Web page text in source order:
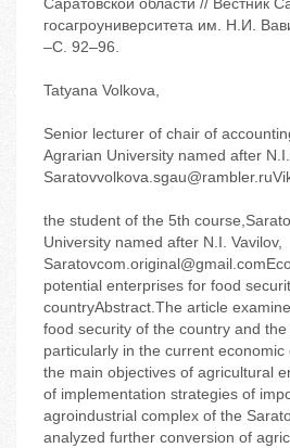
Саратовской области // Вестник
госагроуниверситета им. Н.И.
–С. 92–96.
Tatyana Volkova,
Senior lecturer of chair of
Agrarian University named after
the student of the 5th
University named after N.I. Vavilov,
potential enterprises for food
countryAbstract.The article
food security of the country and
particularly in the current
the main objectives of agricultural
of implementation strategies of
agroindustrial complex of the
analyzed further conversion of